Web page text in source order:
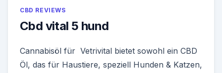
CBD REVIEWS
Cbd vital 5 hund
Cannabisöl für Vetrivital bietet sowohl ein CBD
Öl, das für Haustiere, speziell Hunden & Katzen,